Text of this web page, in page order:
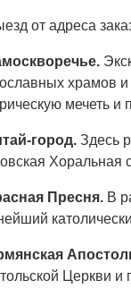
от адреса
храмов и
мечеть и
город. Здесь
Хоральная
Пресня. В
Церкви